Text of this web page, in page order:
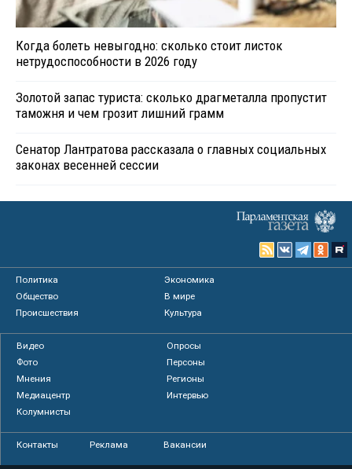
Когда болеть невыгодно: сколько стоит листок
нетрудоспособности в 2026 году
Золотой запас туриста: сколько драгметалла пропустит
таможня и чем грозит лишний грамм
Сенатор Лантратова рассказала о главных социальных
законах весенней сессии
Политика
Экономика
Общество
В мире
Происшествия
Культура
Видео
Опросы
Фото
Персоны
Мнения
Регионы
Медиацентр
Интервью
Колумнисты
Контакты Реклама Вакансии